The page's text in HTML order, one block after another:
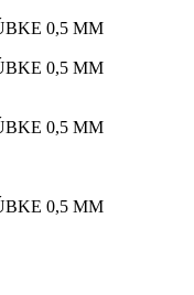
0,5 MM
0,5 MM
0,5 MM
0,5 MM